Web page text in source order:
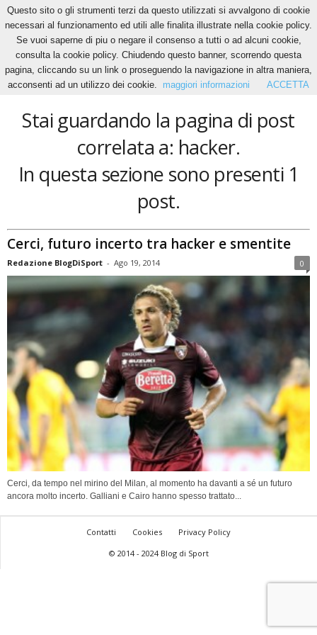
Home Tags Hacker
hacker
Stai guardando la pagina di post
correlata a: hacker.
In questa sezione sono presenti 1
post.
Cerci, futuro incerto tra hacker e smentite
Redazione BlogDiSport - Ago 19, 2014 0
Cerci, da tempo nel mirino del Milan, al momento ha davanti a sé un futuro
ancora molto incerto. Galliani e Cairo hanno spesso trattato...
Contatti Cookies
Privacy Policy
© 2014 - 2024 Blog di Sport
Questo sito o gli strumenti terzi da questo utilizzati si avvalgono di cookie
necessari al funzionamento ed utili alle finalita illustrate nella cookie policy.
Se vuoi saperne di piu o negare il consenso a tutti o ad alcuni cookie,
consulta la cookie policy. Chiudendo questo banner, scorrendo questa
pagina, cliccando su un link o proseguendo la navigazione in altra maniera,
acconsenti ad un utilizzo dei cookie.
maggiori informazioni ACCETTA